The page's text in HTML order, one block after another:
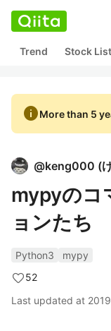
Trend Stock List
infoMore than 5
@keng000 (
mypyのコ
ョンたち
Python3
mypy
52
Last updated at